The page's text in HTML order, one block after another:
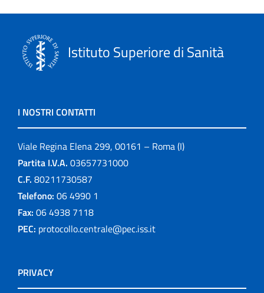
Istituto Superiore di Sanità
I NOSTRI CONTATTI
Viale Regina Elena 299, 00161 – Roma (I)
Partita I.V.A. 03657731000
C.F. 80211730587
Telefono: 06 4990 1
Fax: 06 4938 7118
PEC: protocollo.centrale@pec.iss.it
PRIVACY